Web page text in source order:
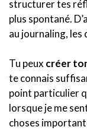
structurer tes
plus spontané.
au journaling, les
Tu peux créer
te connais
point particulier
lorsque je me
choses